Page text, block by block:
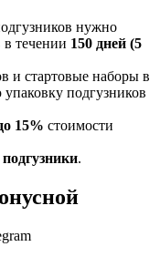
нужно
в течении 150 дней (5
и стартовые наборы в
подгузников
15% стоимости
.